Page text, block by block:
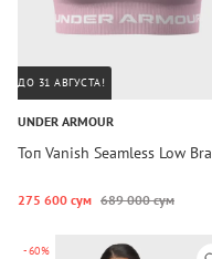
ДО 31 АВГУСТА!
UNDER ARMOUR
Топ Vanish Seamless Low Bra
275 600 сум 689 000 сум
-60%